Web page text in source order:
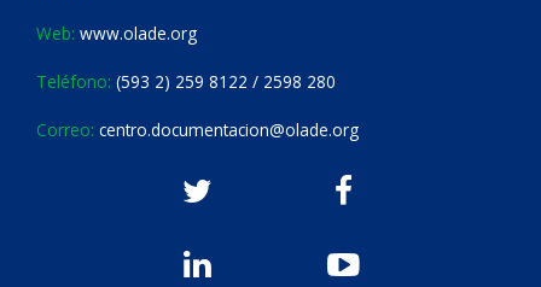
Web: www.olade.org
Teléfono: (593 2) 259 8122 / 2598 280
Correo: centro.documentacion@olade.org